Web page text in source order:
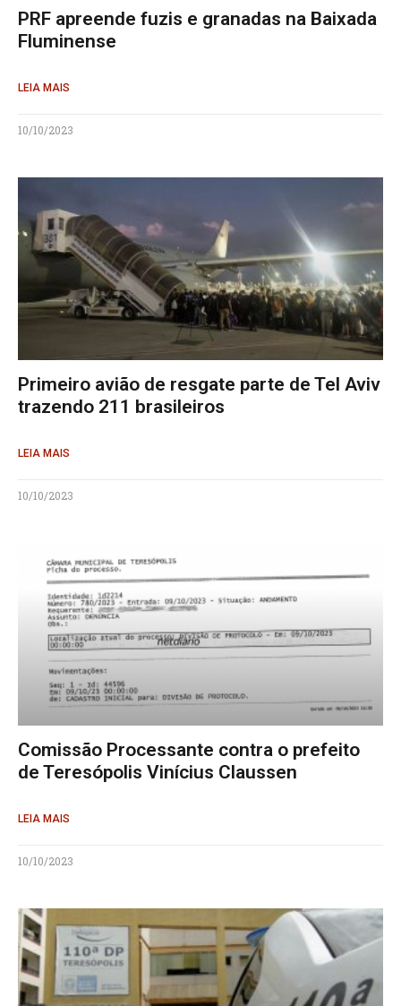
PRF apreende fuzis e granadas na Baixada
Fluminense
LEIA MAIS
10/10/2023
Primeiro avião de resgate parte de Tel Aviv
trazendo 211 brasileiros
LEIA MAIS
10/10/2023
Comissão Processante contra o prefeito
de Teresópolis Vinícius Claussen
LEIA MAIS
10/10/2023